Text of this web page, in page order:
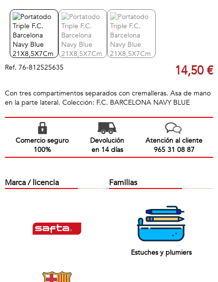
Ref. 76-812525635 14,50 €
Con tres compartimentos separados con cremalleras. Asa de mano
en la parte lateral. Colección: F.C. BARCELONA NAVY BLUE
Comercio seguro
100%
Devolución
en 14 días
Atención al cliente
965 31 08 87
Marca / licencia Familias
Estuches y plumiers